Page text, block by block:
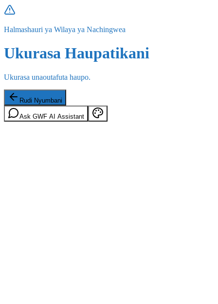
Halmashauri ya Wilaya ya Nachingwea
Ukurasa Haupatikani
Ukurasa unaoutafuta haupo.
Rudi Nyumbani
Ask GWF AI Assistant